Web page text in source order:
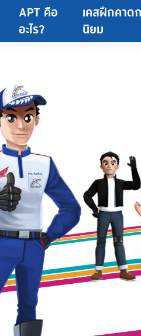
APT คือ
อะไร?
เคสฝึกคา
นิยม